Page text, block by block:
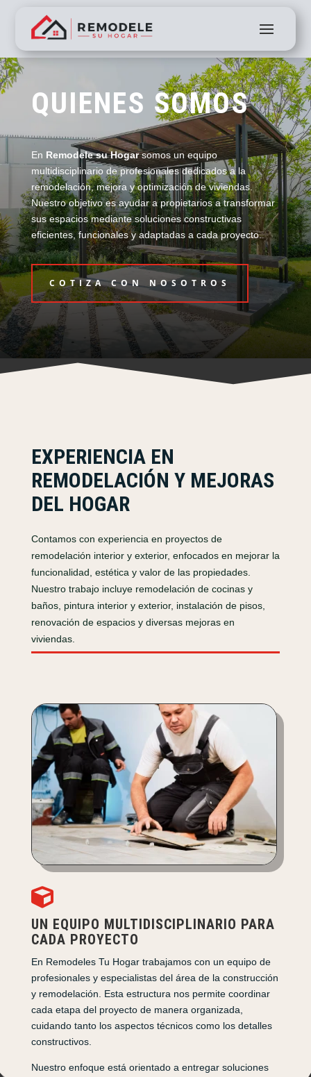
QUIENES SOMOS
En Remodele su Hogarsomos un equipo
multidisciplinario de profesionales dedicados a la
remodelación, mejora y optimización de viviendas.
Nuestro objetivo es ayudar a propietarios a transformar
sus espacios mediante soluciones constructivas
eficientes, funcionales y adaptadas a cada proyecto.
COTIZA CON NOSOTROS
EXPERIENCIA EN
REMODELACIÓN Y MEJORAS
DEL HOGAR
Contamos con experiencia en proyectos de
remodelación interior y exterior, enfocados en mejorar la
funcionalidad, estética y valor de las propiedades.
Nuestro trabajo incluye remodelación de cocinas y
baños, pintura interior y exterior, instalación de pisos,
renovación de espacios y diversas mejoras en
viviendas.

UN EQUIPO MULTIDISCIPLINARIO PARA
CADA PROYECTO
En Remodeles Tu Hogar trabajamos con un equipo de
profesionales y especialistas del área de la construcción
y remodelación. Esta estructura nos permite coordinar
cada etapa del proyecto de manera organizada,
cuidando tanto los aspectos técnicos como los detalles
constructivos.
Nuestro enfoque está orientado a entregar soluciones